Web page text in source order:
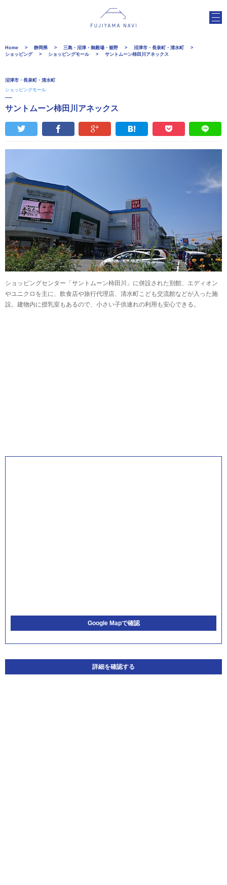
Home 静岡県 三島・沼津・御殿場・裾野
沼津市・長泉町・清水町
ショッピング
ショッピングモール サントムーン柿田川アネックス
沼津市・長泉町・清水町
ショッピングモール
サントムーン柿田川アネックス
ショッピングセンター「サントムーン柿田川」に併設された別館、エディオン
やユニクロを主に、飲食店や旅行代理店、清水町こども交流館などが入った施
設。建物内に授乳室もあるので、小さい子供連れの利用も安心できる。
Google Mapで確認
詳細を確認する